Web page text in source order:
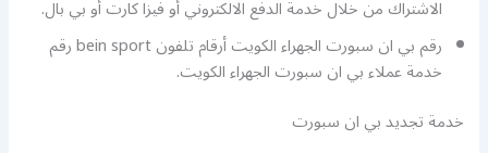
الاشتراك من خلال خدمة الدفع الالكتروني أو فيزا كارت أو بي بال.
رقم بي ان سبورت الجهراء الكويت أرقام تلفون bein sport رقم
خدمة عملاء بي ان سبورت الجهراء الكويت.
خدمة تجديد بي ان سبورت